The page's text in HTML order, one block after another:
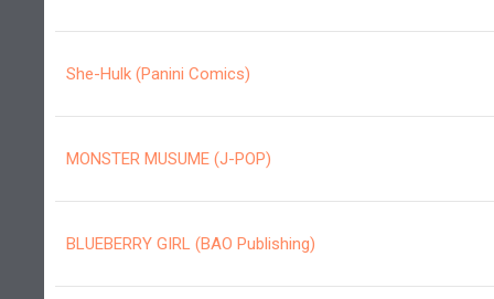
She-Hulk (Panini Comics)
MONSTER MUSUME (J-POP)
BLUEBERRY GIRL (BAO Publishing)